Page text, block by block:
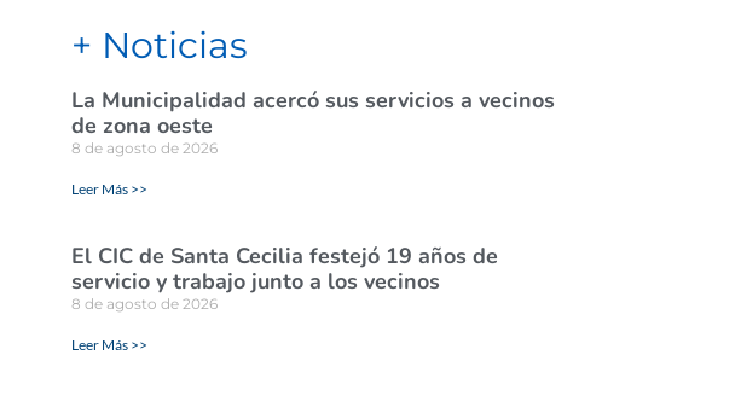
+ Noticias
La Municipalidad acercó sus servicios a vecinos
de zona oeste
8 de agosto de 2026
Leer Más >>
El CIC de Santa Cecilia festejó 19 años de
servicio y trabajo junto a los vecinos
8 de agosto de 2026
Leer Más >>